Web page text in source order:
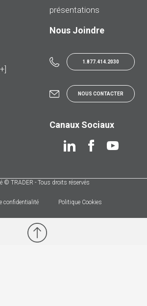
présentations
Nous Joindre
1.877.414.2030
NOUS CONTACTER
Canaux Sociaux
© TRADER - Tous droits réservés
confidentialité Politique Cookies